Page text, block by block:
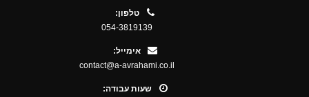
טלפון:
054-3819139
אימייל:
contact@a-avrahami.co.il
שעות עבודה: